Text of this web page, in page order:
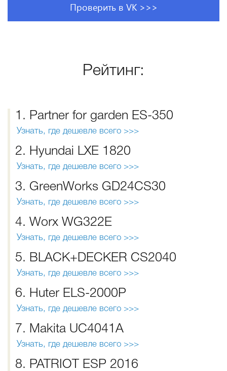
Проверить в VK >>>
Рейтинг:
1. Partner for garden ES-350
Узнать, где дешевле всего >>>
2. Hyundai LХЕ 1820
Узнать, где дешевле всего >>>
3. GreenWorks GD24CS30
Узнать, где дешевле всего >>>
4. Worx WG322E
Узнать, где дешевле всего >>>
5. BLACK+DECKER CS2040
Узнать, где дешевле всего >>>
6. Huter ELS-2000P
Узнать, где дешевле всего >>>
7. Makita UC4041A
Узнать, где дешевле всего >>>
8. PATRIOT ESP 2016